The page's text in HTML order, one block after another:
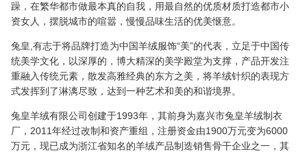
躁，在繁华都市做最本真的自我，用最自然的优质材质打造都市小
资女人，摆脱城市的喧嚣，慢慢品味生活的优美惬意。
兔皇,有志于将品牌打造为中国羊绒服饰“美”的代表，立足于中国传
统美学文化，以深厚的，博大精深的美学殿堂为支撑，产品开发注
重融入传统元素，散发高雅经典的东方之美，将羊绒针织的表现方
式发挥到了淋漓尽致，达到一种艺术和美的和谐境界。
兔皇羊绒有限公司创建于1993年，其前身为嘉兴市兔皇羊绒制衣
厂，2011年经过改制和资产重组，注册资金由1900万元变为6000
万元，现已成为浙江省知名的羊绒产品制造销售骨干企业之一，其